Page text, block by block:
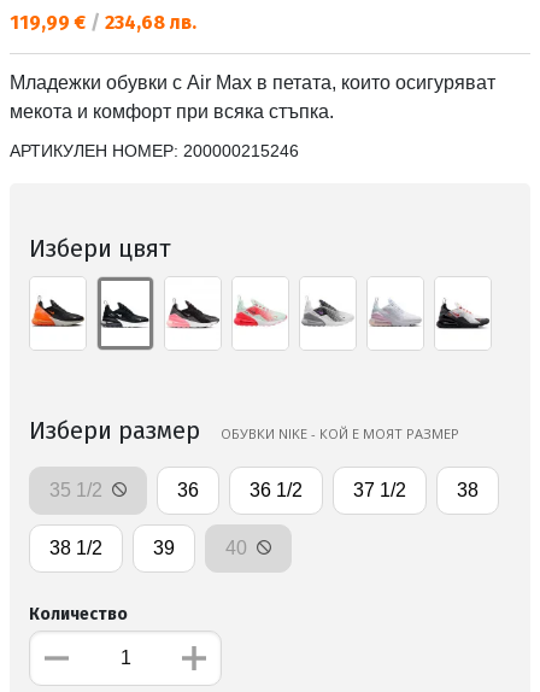
Текуща цена:
119,99 € / 234,68 лв.
Младежки обувки с Air Max в петата, които осигуряват
мекота и комфорт при всяка стъпка.
АРТИКУЛЕН НОМЕР: 200000215246
Избери цвят
Избери размер ОБУВКИ NIKE - КОЙ Е МОЯТ РАЗМЕР
35 1/2 36 36 1/2 37 1/2 38
38 1/2 39 40
Количество